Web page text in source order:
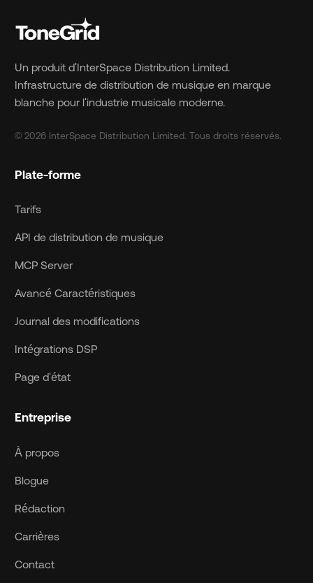
Un produit d'InterSpace Distribution Limited.
Infrastructure de distribution de musique en marque
blanche pour l'industrie musicale moderne.
© 2026 InterSpace Distribution Limited. Tous droits réservés.
Plate-forme
Tarifs
API de distribution de musique
MCP Server
Avancé Caractéristiques
Journal des modifications
Intégrations DSP
Page d'état
Entreprise
À propos
Blogue
Rédaction
Carrières
Contact